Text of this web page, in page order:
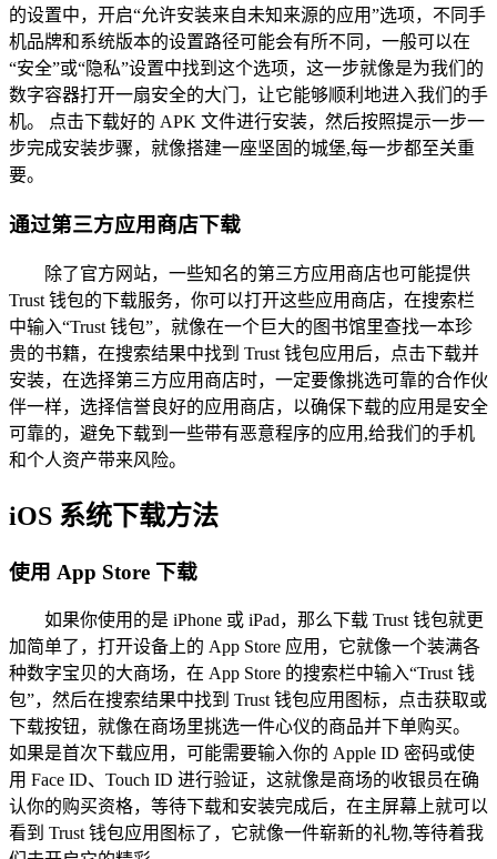
的设置中，开启“允许安装来自未知来源的应用”选项，不同手
机品牌和系统版本的设置路径可能会有所不同，一般可以在
“安全”或“隐私”设置中找到这个选项，这一步就像是为我们的
数字容器打开一扇安全的大门，让它能够顺利地进入我们的手
机。 点击下载好的 APK 文件进行安装，然后按照提示一步一
步完成安装步骤，就像搭建一座坚固的城堡,每一步都至关重
要。
通过第三方应用商店下载
除了官方网站，一些知名的第三方应用商店也可能提供
Trust 钱包的下载服务，你可以打开这些应用商店，在搜索栏
中输入“Trust 钱包”，就像在一个巨大的图书馆里查找一本珍
贵的书籍，在搜索结果中找到 Trust 钱包应用后，点击下载并
安装，在选择第三方应用商店时，一定要像挑选可靠的合作伙
伴一样，选择信誉良好的应用商店，以确保下载的应用是安全
可靠的，避免下载到一些带有恶意程序的应用,给我们的手机
和个人资产带来风险。
iOS 系统下载方法
使用 App Store 下载
如果你使用的是 iPhone 或 iPad，那么下载 Trust 钱包就更
加简单了，打开设备上的 App Store 应用，它就像一个装满各
种数字宝贝的大商场，在 App Store 的搜索栏中输入“Trust 钱
包”，然后在搜索结果中找到 Trust 钱包应用图标，点击获取或
下载按钮，就像在商场里挑选一件心仪的商品并下单购买。
如果是首次下载应用，可能需要输入你的 Apple ID 密码或使
用 Face ID、Touch ID 进行验证，这就像是商场的收银员在确
认你的购买资格，等待下载和安装完成后，在主屏幕上就可以
看到 Trust 钱包应用图标了，它就像一件崭新的礼物,等待着我